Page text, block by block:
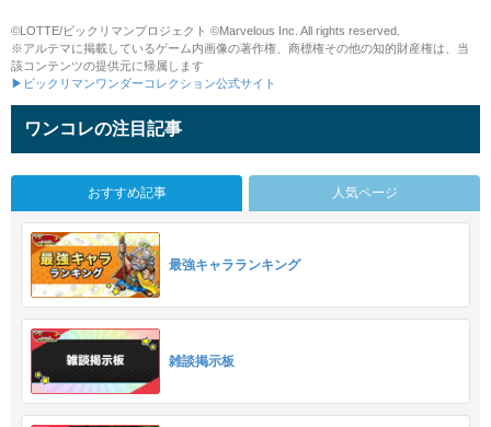
©LOTTE/ビックリマンプロジェクト ©Marvelous Inc. All rights reserved.
※アルテマに掲載しているゲーム内画像の著作権、商標権その他の知的財産権は、当
該コンテンツの提供元に帰属します
▶ビックリマンワンダーコレクション公式サイト
ワンコレの注目記事
おすすめ記事 人気ページ
最強キャラランキング
雑談掲示板